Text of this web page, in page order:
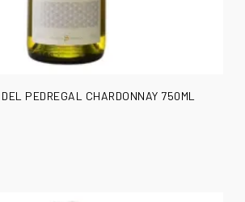
AÑADIR AL CARRITO
PEDREGAL CHARDONNAY 750ML